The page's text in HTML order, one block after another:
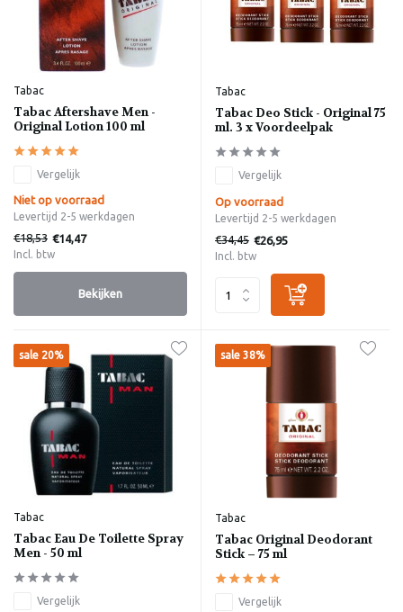
Tabac
Tabac Aftershave Men -
Original Lotion 100 ml
Vergelijk
Niet op voorraad
Levertijd 2-5 werkdagen
€18,53 €14,47
Incl. btw
Bekijken
Tabac
Tabac Deo Stick - Original 75
ml. 3 x Voordeelpak
Vergelijk
Op voorraad
Levertijd 2-5 werkdagen
€34,45 €26,95
Incl. btw
sale 20%
Tabac
Tabac Eau De Toilette Spray
Men - 50 ml
Vergelijk
sale 38%
Tabac
Tabac Original Deodorant
Stick – 75 ml
Vergelijk